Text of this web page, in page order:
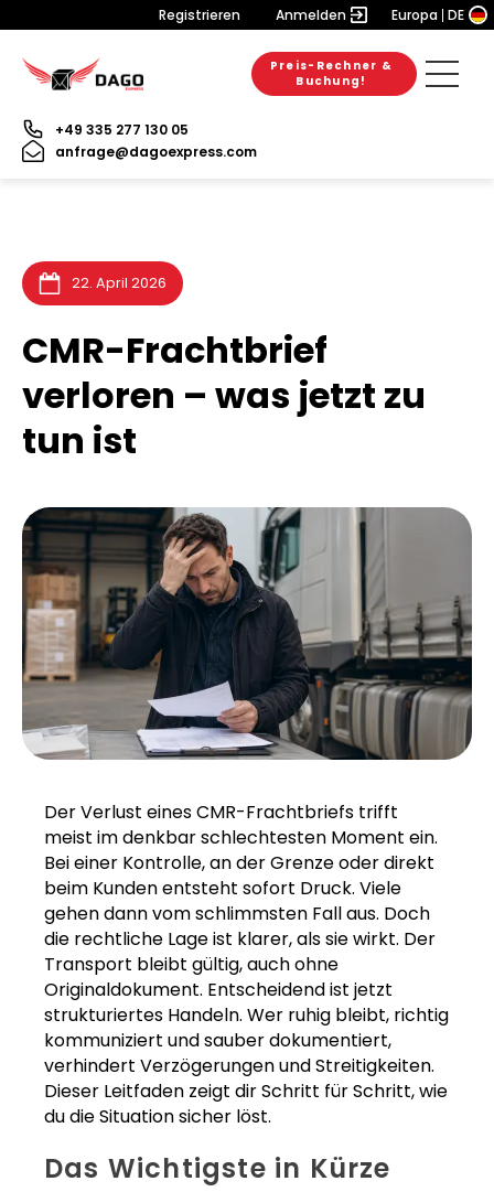
Registrieren Anmelden Europa DE
Preis-Rechner &
Buchung!
+49 335 277 130 05
anfrage@dagoexpress.com
22. April 2026
CMR-Frachtbrief
verloren – was jetzt zu
tun ist
Der Verlust eines CMR-Frachtbriefs trifft
meist im denkbar schlechtesten Moment ein.
Bei einer Kontrolle, an der Grenze oder direkt
beim Kunden entsteht sofort Druck. Viele
gehen dann vom schlimmsten Fall aus. Doch
die rechtliche Lage ist klarer, als sie wirkt. Der
Transport bleibt gültig, auch ohne
Originaldokument. Entscheidend ist jetzt
strukturiertes Handeln. Wer ruhig bleibt, richtig
kommuniziert und sauber dokumentiert,
verhindert Verzögerungen und Streitigkeiten.
Dieser Leitfaden zeigt dir Schritt für Schritt, wie
du die Situation sicher löst.
Das Wichtigste in Kürze
28. Juli 2026
28. Juli 2026
25. Juli 2026